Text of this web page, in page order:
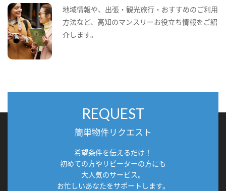
地域情報や、出張・観光旅行・おすすめのご利用
方法など、高知のマンスリーお役立ち情報をご紹
介します。
REQUEST
簡単物件リクエスト
希望条件を伝えるだけ！
初めての方やリピーターの方にも
大人気のサービス。
お忙しいあなたをサポートします。